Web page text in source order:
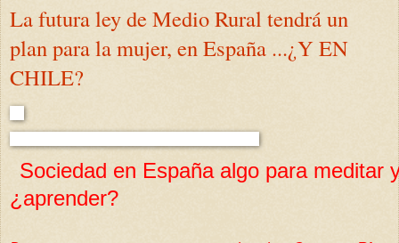
La futura ley de Medio Rural tendrá un
plan para la mujer, en España ...¿Y EN
CHILE?
Sociedad en España algo para meditar
¿aprender?